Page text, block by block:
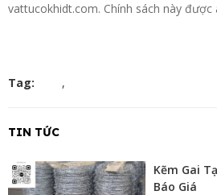
vattucokhidt.com. Chính sách này được
Tag: ,
TIN TỨC
Kẽm Gai
Báo Giá